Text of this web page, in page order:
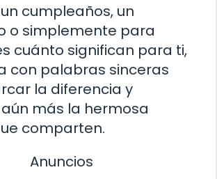
cumpleaños, un
o simplemente para
cuánto significan para ti,
con palabras sinceras
la diferencia y
más la hermosa
comparten.
Anuncios